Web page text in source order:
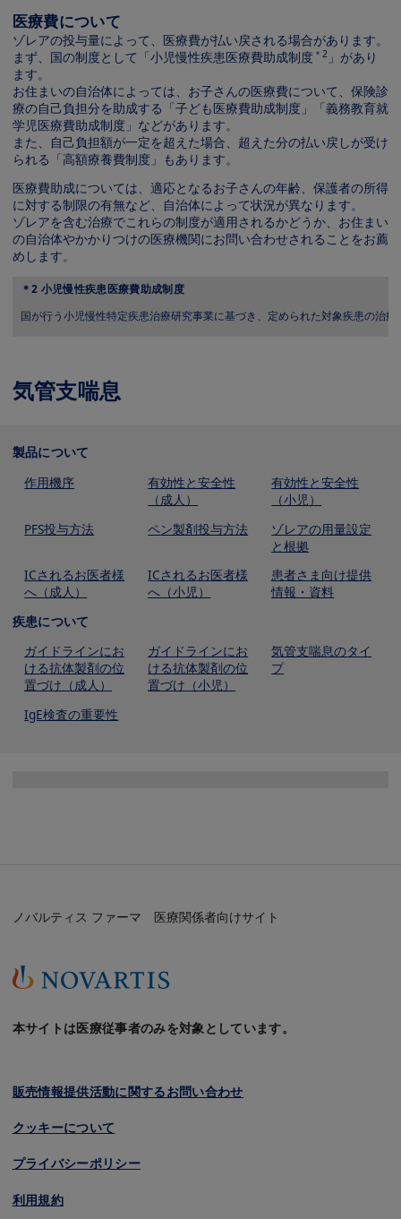
医療費について
ゾレアの投与量によって、医療費が払い戻される場合があります。
まず、国の制度として「小児慢性疾患医療費助成制度 ＊2」があり
ます。
お住まいの自治体によっては、お子さんの医療費について、保険診
療の自己負担分を助成する「子ども医療費助成制度」「義務教育就
学児医療費助成制度」などがあります。
また、自己負担額が一定を超えた場合、超えた分の払い戻しが受け
られる「高額療養費制度」もあります。
医療費助成については、適応となるお子さんの年齢、保護者の所得
に対する制限の有無など、自治体によって状況が異なります。
ゾレアを含む治療でこれらの制度が適用されるかどうか、お住まい
の自治体やかかりつけの医療機関にお問い合わせされることをお薦
めします。
＊2 小児慢性疾患医療費助成制度
国が行う小児慢性特定疾患治療研究事業に基づき、定められた対象疾患の治
気管支喘息
製品について
作用機序
有効性と安全性
（成人）
有効性と安全性
（小児）
PFS投与方法
ペン製剤投与方法
ゾレアの用量設定
と根拠
ICされるお医者様
へ（成人）
ICされるお医者様
へ（小児）
患者さま向け提供
情報・資料
疾患について
ガイドラインにお
ける抗体製剤の位
置づけ（成人）
ガイドラインにお
ける抗体製剤の位
置づけ（小児）
気管支喘息のタイ
プ
IgE検査の重要性
ノバルティス ファーマ 医療関係者向けサイト
本サイトは医療従事者のみを対象としています。
販売情報提供活動に関するお問い合わせ
クッキーについて
プライバシーポリシー
利用規約